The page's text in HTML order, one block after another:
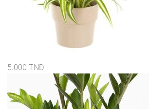
5.000 TND